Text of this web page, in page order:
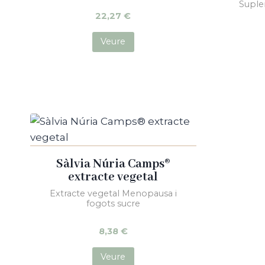
salut metabòlica, ja que un diagnòstic i
22,27€
Veure
Sàlvia Núria Camps®
extracte vegetal
Extracte vegetal Menopausa i
fogots sucre
8,38 €
Veure